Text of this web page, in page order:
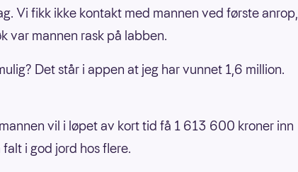
Vi fikk ikke kontakt med mannen ved første anrop,
var mannen rask på labben.
Det står i appen at jeg har vunnet 1,6 million.
vil i løpet av kort tid få 1 613 600 kroner inn
i god jord hos flere.